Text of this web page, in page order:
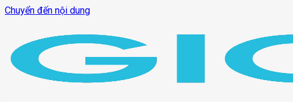
Chuyển đến nội dung